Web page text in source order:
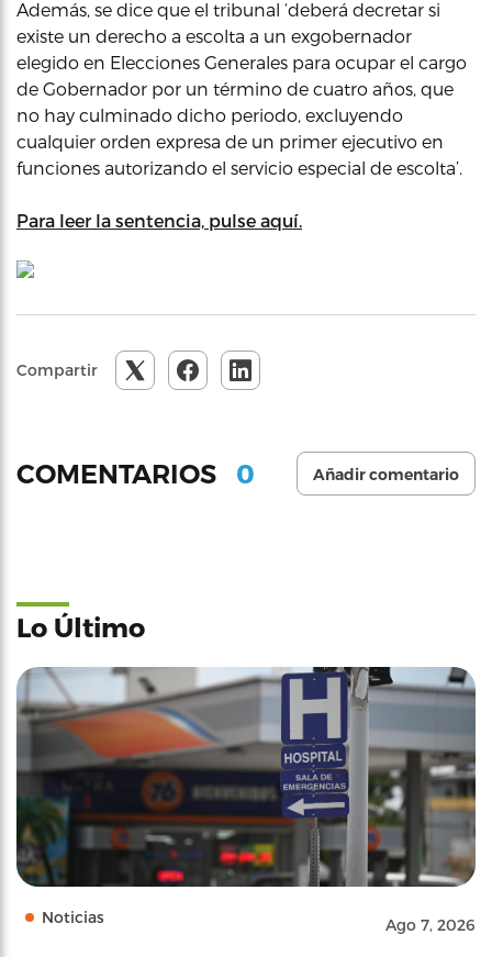
Además, se dice que el tribunal ‘deberá decretar si
existe un derecho a escolta a un exgobernador
elegido en Elecciones Generales para ocupar el cargo
de Gobernador por un término de cuatro años, que
no hay culminado dicho periodo, excluyendo
cualquier orden expresa de un primer ejecutivo en
funciones autorizando el servicio especial de escolta’.
Para leer la sentencia, pulse aquí.
Compartir
COMENTARIOS 0 Añadir comentario
Lo Último
Noticias Ago 7, 2026